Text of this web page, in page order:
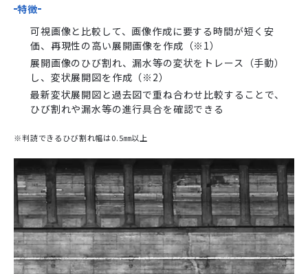
特徴
可視画像と比較して、画像作成に要する時間が短く安
価、再現性の高い展開画像を作成（※1）
展開画像のひび割れ、漏水等の変状をトレース（手動）
し、変状展開図を作成（※2）
最新変状展開図と過去図で重ね合わせ比較することで、
ひび割れや漏水等の進行具合を確認できる
※判読できるひび割れ幅は0.5㎜以上